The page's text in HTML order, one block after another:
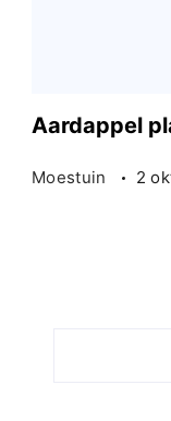
Aardappel
Moestuin 2